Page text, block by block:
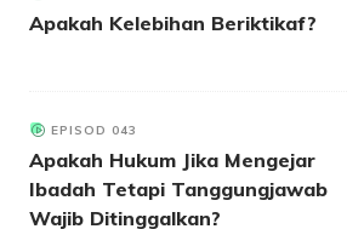
Apakah Kelebihan Beriktikaf?
EPISOD 043
Apakah Hukum Jika Mengejar
Ibadah Tetapi Tanggungjawab
Wajib Ditinggalkan?